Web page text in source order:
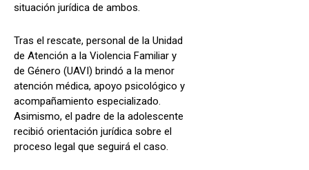
situación jurídica de ambos.
Tras el rescate, personal de la Unidad
de Atención a la Violencia Familiar y
de Género (UAVI) brindó a la menor
atención médica, apoyo psicológico y
acompañamiento especializado.
Asimismo, el padre de la adolescente
recibió orientación jurídica sobre el
proceso legal que seguirá el caso.